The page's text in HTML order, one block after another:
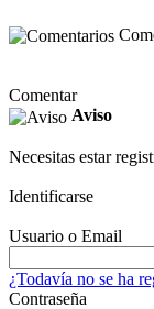
Comentar
Aviso
Necesitas estar
Identificarse
Usuario o Email
¿Todavía no se ha
Contraseña